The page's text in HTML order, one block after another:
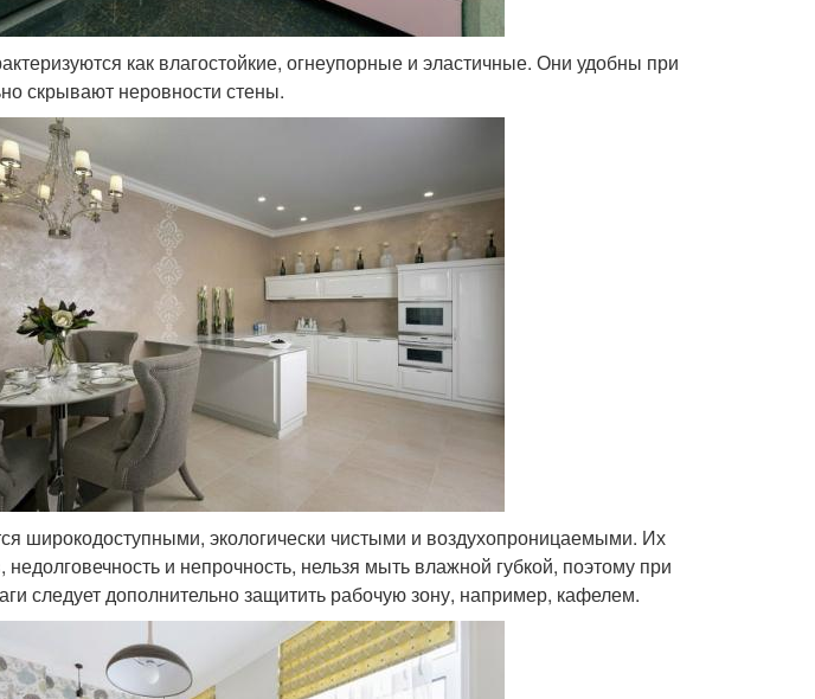
как влагостойкие, огнеупорные и эластичные. Они удобны при
скрывают неровности стены.
широкодоступными, экологически чистыми и воздухопроницаемыми. Их
и непрочность, нельзя мыть влажной губкой, поэтому при
следует дополнительно защитить рабочую зону, например, кафелем.